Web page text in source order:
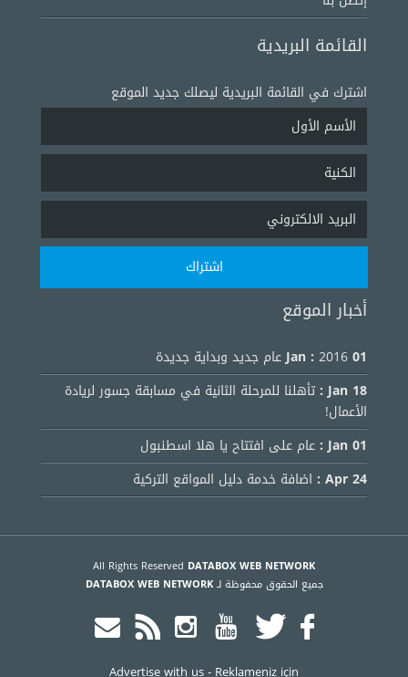
القائمة البريدية
اشترك في القائمة البريدية ليصلك جديد الموقع
أخبار الموقع
01 Jan :2016 عام جديد وبداية جديدة
18 Jan :
تأهلنا للمرحلة الثانية في مسابقة جسور لريادة
الأعمال!
01 Jan :
عام على افتتاح يا هلا اسطنبول
24 Apr :
اضافة خدمة دليل المواقع التركية
All Rights Reserved DATABOX WEB NETWORK
جميع الحقوق محفوظة لـDATABOX WEB NETWORK
Advertise with us- Reklameniz için